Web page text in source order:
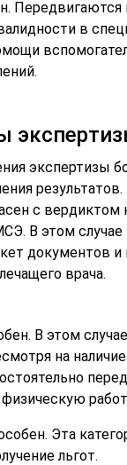
в
экспертизы
результатов.
с
В этом
документов и
врача.
В этом
на
Эта
льгот.